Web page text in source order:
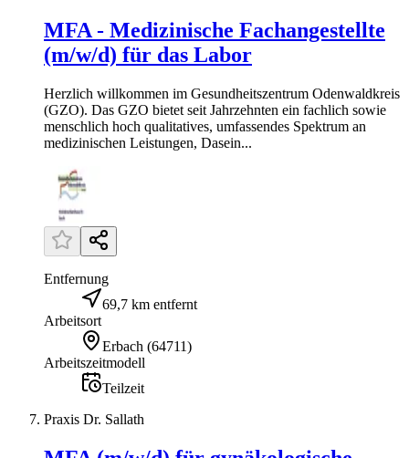
MFA - Medizinische Fachangestellte
(m/w/d) für das Labor
Herzlich willkommen im Gesundheitszentrum Odenwaldkreis
(GZO). Das GZO bietet seit Jahrzehnten ein fachlich sowie
menschlich hoch qualitatives, umfassendes Spektrum an
medizinischen Leistungen, Dasein...
Entfernung
69,7 km entfernt
Arbeitsort
Erbach (64711)
Arbeitszeitmodell
Teilzeit
Praxis Dr. Sallath